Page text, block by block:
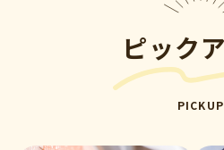
ピック
PICKUP